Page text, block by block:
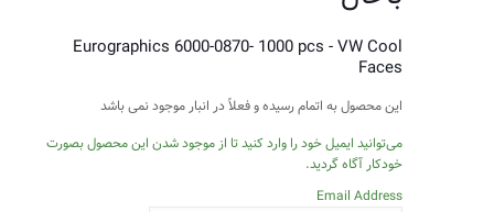
Eurographics 6000-0870- 1000 pcs - VW Cool
Faces
این محصول به اتمام رسیده و فعلاً در انبار موجود نمی باشد
می‌توانید ایمیل خود را وارد کنید تا از موجود شدن این محصول بصورت
خودکار آگاه گردید.
Email Address